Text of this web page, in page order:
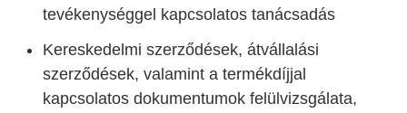
tevékenységgel kapcsolatos tanácsadás
Kereskedelmi szerződések, átvállalási
szerződések, valamint a termékdíjjal
kapcsolatos dokumentumok felülvizsgálata,